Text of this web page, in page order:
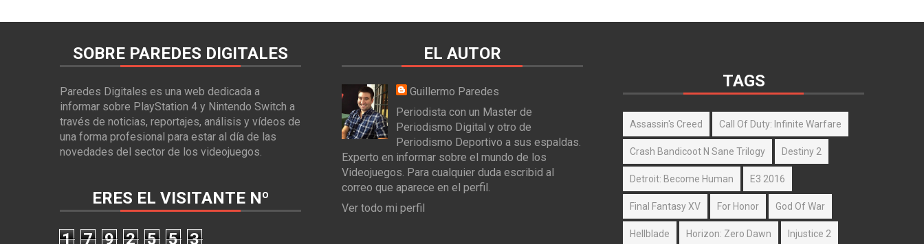
SOBRE PAREDES DIGITALES
Paredes Digitales es una web dedicada a
informar sobre PlayStation 4 y Nintendo Switch a
través de noticias, reportajes, análisis y vídeos de
una forma profesional para estar al día de las
novedades del sector de los videojuegos.
ERES EL VISITANTE Nº
1 7 9 2 5 5 3
EL AUTOR
Guillermo Paredes
Periodista con un Master de
Periodismo Digital y otro de
Periodismo Deportivo a sus espaldas.
Experto en informar sobre el mundo de los
Videojuegos. Para cualquier duda escribid al
correo que aparece en el perfil.
Ver todo mi perfil
TAGS
Assassin's Creed Call Of Duty: Infinite Warfare
Crash Bandicoot N Sane Trilogy Destiny 2
Detroit: Become Human E3 2016
Final Fantasy XV For Honor God Of War
Hellblade Horizon: Zero Dawn Injustice 2